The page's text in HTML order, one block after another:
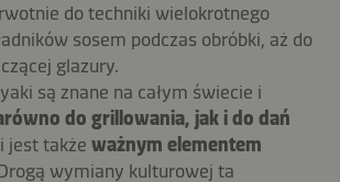
do techniki wielokrotnego
sosem podczas obróbki, aż do
glazury.
są znane na całym świecie i
do grillowania, jak i do dań
jest także ważnym elementem
wymiany kulturowej ta